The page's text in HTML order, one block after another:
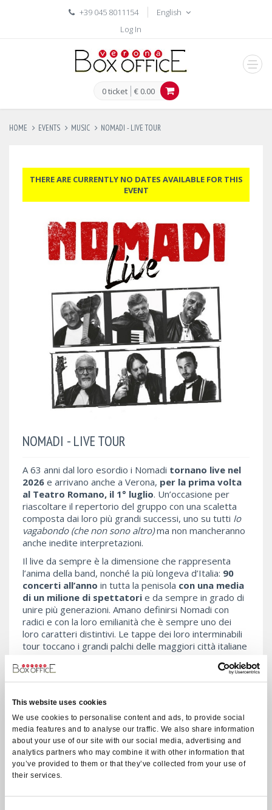
This website uses cookies
We use cookies to personalise content and ads, to provide social
media features and to analyse our traffic. We also share information
about your use of our site with our social media, advertising and
analytics partners who may combine it with other information that
you’ve provided to them or that they’ve collected from your use of
their services.
+39 045 8011154
English
Log In
0 ticket € 0.00
HOME EVENTS MUSIC NOMADI - LIVE TOUR
THERE ARE CURRENTLY NO DATES AVAILABLE FOR THIS
EVENT
NOMADI - LIVE TOUR
A 63 anni dal loro esordio i Nomadi tornano live nel
2026 e arrivano anche a Verona, per la prima volta
al Teatro Romano, il 1° luglio. Un’occasione per
riascoltare il repertorio del gruppo con una scaletta
composta dai loro più grandi successi, uno su tutti Io
vagabondo (che non sono altro)ma non mancheranno
anche inedite interpretazioni.
Il live da sempre è la dimensione che rappresenta
l’anima della band, nonché la più longeva d’Italia: 90
concerti all’anno in tutta la penisola con una media
di un milione di spettatori e da sempre in grado di
unire più generazioni. Amano definirsi Nomadi con
radici e con la loro emilianità che è sempre uno dei
loro caratteri distintivi. Le tappe dei loro interminabili
tour toccano i grandi palchi delle maggiori città italiane
Sul palco veronese si esibiranno
1963),Cico Falzone
1990),Massimo Vecchi(basso e voce dal
1998),Sergio Reggioli (violino e voce dal
1998), Yuri Cilloni(voce dal 2017) eDomenico
Inguaggiato(batteria dal 2023).
Il concerto è organizzato da Box Office Live.
disabilitàinfo@boxofficelive.it